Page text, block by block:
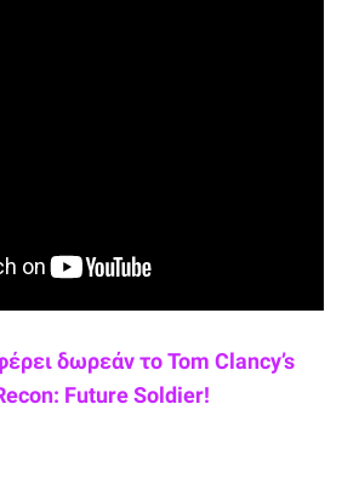
δωρεάν το Tom Clancy’s
Future Soldier!